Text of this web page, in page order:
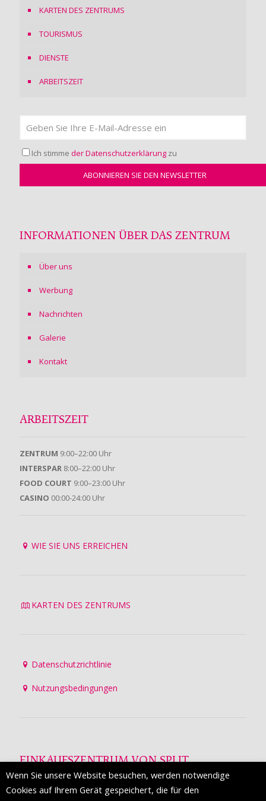
KARTEN DES ZENTRUMS
TOURISMUS
DIENSTE
ARBEITSZEIT
Ich stimme der Datenschutzerklärung zu
INFORMATIONEN ÜBER DAS ZENTRUM
Über uns
Werbung
Nachrichten
Galerie
Kontakt
ARBEITSZEIT
ZENTRUM 9:00–22:00 Uhr
INTERSPAR 8:00–22:00 Uhr
FOOD COURT 9:00–23:00 Uhr
CASINO 00:00-24:00 Uhr
WIE SIE UNS ERREICHEN
KARTEN DES ZENTRUMS
Datenschutzrichtlinie
Nutzungsbedingungen
EINKAUFSZENTRUM VON SPLIT
ist ein prestigeträchtiges Einkaufsziel mit
Wenn Sie unsere Website besuchen, werden notwendige
Cookies auf Ihrem Gerät gespeichert, die für den